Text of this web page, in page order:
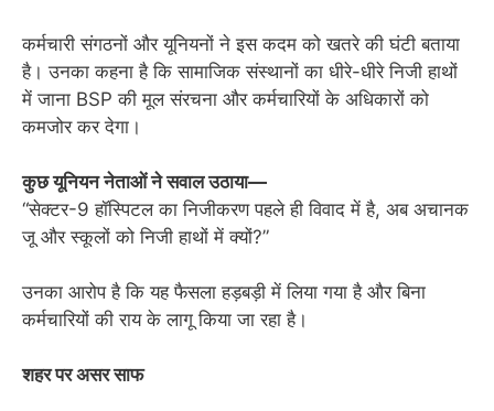
कर्मचारी संगठनों और यूनियनों ने इस कदम को खतरे की घंटी बताया
है। उनका कहना है कि सामाजिक संस्थानों का धीरे-धीरे निजी हाथों
में जाना BSP की मूल संरचना और कर्मचारियों के अधिकारों को
कमजोर कर देगा।
कुछ यूनियन नेताओं ने सवाल उठाया—
“सेक्टर-9 हॉस्पिटल का निजीकरण पहले ही विवाद में है, अब अचानक
जू और स्कूलों को निजी हाथों में क्यों?”
उनका आरोप है कि यह फैसला हड़बड़ी में लिया गया है और बिना
कर्मचारियों की राय के लागू किया जा रहा है।
शहर पर असर साफ